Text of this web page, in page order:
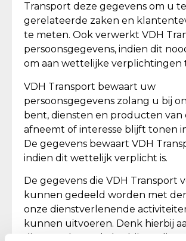
Transport deze gegevens om u
gerelateerde zaken en
te meten. Ook verwerkt VDH
persoonsgegevens, indien dit
om aan wettelijke verplichtingen
VDH Transport bewaart uw
persoonsgegevens zolang u bij
bent, diensten en producten van
afneemt of interesse blijft tonen
De gegevens bewaart VDH
indien dit wettelijk verplicht is.
De gegevens die VDH Transport
kunnen gedeeld worden met
onze dienstverlenende
kunnen uitvoeren. Denk hierbij